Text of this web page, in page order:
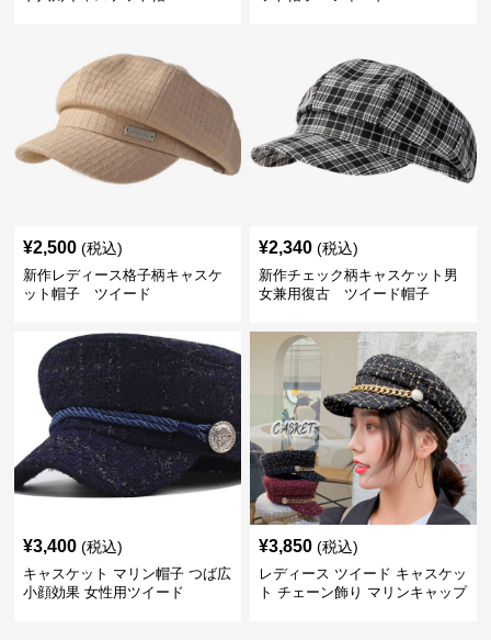
¥2,500 (税込)
新作レディース格子柄キャスケ
ット帽子 ツイード
¥2,340 (税込)
新作チェック柄キャスケット男
女兼用復古 ツイード帽子
¥3,400 (税込)
キャスケット マリン帽子 つば広
小顔効果 女性用ツイード
¥3,850 (税込)
レディース ツイード キャスケッ
ト チェーン飾り マリンキャップ